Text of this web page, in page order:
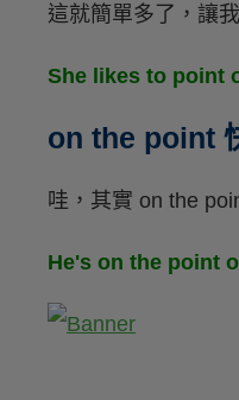
這就簡單多了，讓
She likes to point
on the point
哇，其實 on the
He's on the point